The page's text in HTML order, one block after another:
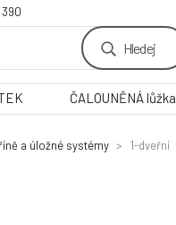
390
Hledej
ČALOUNĚNÁ lůžka
a úložné systémy 1-dveřní